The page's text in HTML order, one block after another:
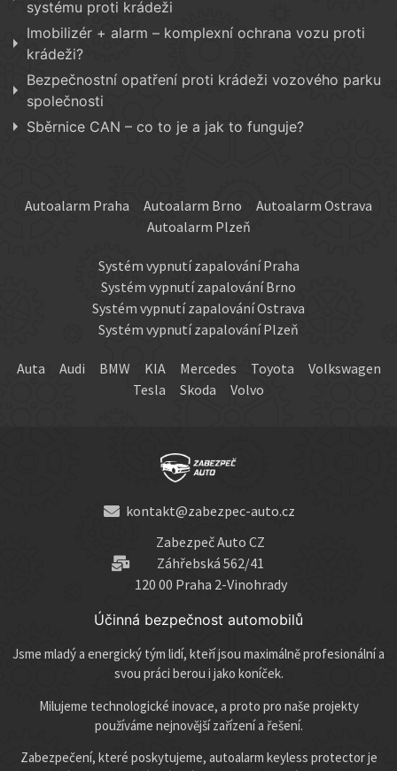
systému proti krádeži
Imobilizér + alarm – komplexní ochrana vozu proti
krádeži?
Bezpečnostní opatření proti krádeži vozového parku
společnosti
Sběrnice CAN – co to je a jak to funguje?
Autoalarm Praha Autoalarm Brno
Autoalarm Ostrava
Autoalarm Plzeň
Systém vypnutí zapalování Praha
Systém vypnutí zapalování Brno
Systém vypnutí zapalování Ostrava
Systém vypnutí zapalování Plzeň
Auta Audi BMW KIA Mercedes Toyota
Volkswagen
Tesla
Skoda Volvo
kontakt@zabezpec-auto.cz
Zabezpeč Auto CZ
Záhřebská 562/41
120 00 Praha 2-Vinohrady
Účinná bezpečnost automobilů
Jsme mladý a energický tým lidí, kteří jsou maximálně profesionální a
svou práci berou i jako koníček.
Milujeme technologické inovace, a proto pro naše projekty
používáme nejnovější zařízení a řešení.
Zabezpečení, které poskytujeme, autoalarm keyless protector je